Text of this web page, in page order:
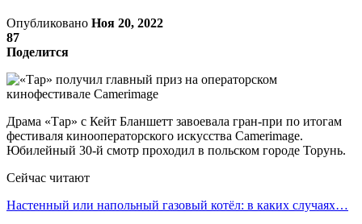
Опубликовано Ноя 20, 2022
87
Поделится
Драма «Тар» с Кейт Бланшетт завоевала гран-при по итогам
фестиваля кинооператорского искусства Camerimage.
Юбилейный 30-й смотр проходил в польском городе Торунь.
Сейчас читают
Настенный или напольный газовый котёл: в каких случаях…